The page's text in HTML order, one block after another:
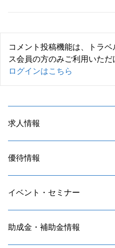
コメント投稿機能は、トラ
ス会員の方のみご利用いただ
ログインはこちら
求人情報
優待情報
イベント・セミナー
助成金・補助金情報